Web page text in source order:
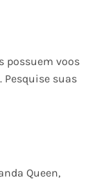
possuem voos
suas
Queen,